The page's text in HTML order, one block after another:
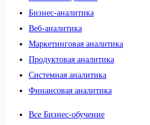
Бизнес-аналитика
Веб-аналитика
Маркетинговая аналитика
Продуктовая аналитика
Системная аналитика
Финансовая аналитика
Все Бизнес-обучение